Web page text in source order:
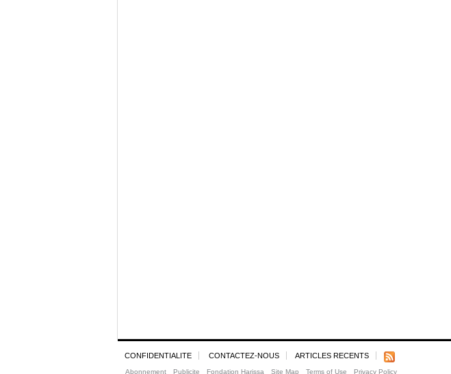
CONFIDENTIALITE CONTACTEZ-NOUS ARTICLES RECENTS
Abonnement Publicite Fondation Harissa Site Map Terms of Use Privacy Policy